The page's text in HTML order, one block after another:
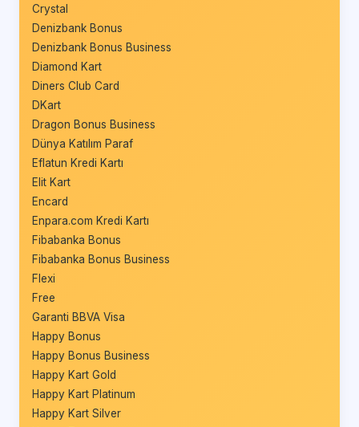
Crystal
Denizbank Bonus
Denizbank Bonus Business
Diamond Kart
Diners Club Card
DKart
Dragon Bonus Business
Dünya Katılım Paraf
Eflatun Kredi Kartı
Elit Kart
Encard
Enpara.com Kredi Kartı
Fibabanka Bonus
Fibabanka Bonus Business
Flexi
Free
Garanti BBVA Visa
Happy Bonus
Happy Bonus Business
Happy Kart Gold
Happy Kart Platinum
Happy Kart Silver